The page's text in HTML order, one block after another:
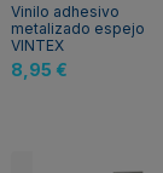
Vinilo adhesivo
metalizado espejo
VINTEX
8,95 €